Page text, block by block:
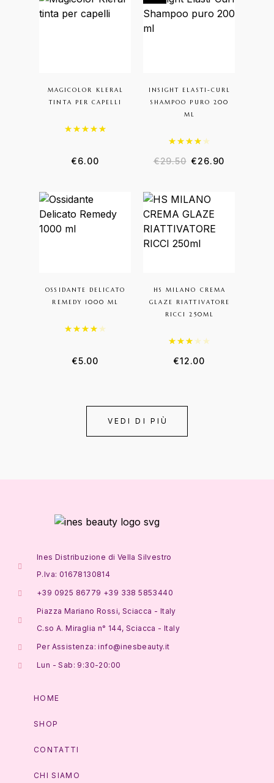
MAGICOLOR KLERAL
TINTA PER CAPELLI
Valutato
€6.00
INSIGHT ELASTI-CURL
SHAMPOO PURO 200
ML
Valutato
€29.50 €26.90
OSSIDANTE DELICATO
REMEDY 1000 ML
Valutato
€5.00
HS MILANO CREMA
GLAZE RIATTIVATORE
RICCI 250ML
Valutato
€12.00
VEDI DI PIÙ
Ines Distribuzione di Vella Silvestro
P.Iva: 01678130814
+39 0925 86779 +39 338 5853440
Piazza Mariano Rossi, Sciacca - Italy
C.so A. Miraglia n° 144, Sciacca - Italy
Per Assistenza: info@inesbeauty.it
Lun - Sab: 9:30-20:00
HOME
SHOP
CONTATTI
CHI SIAMO